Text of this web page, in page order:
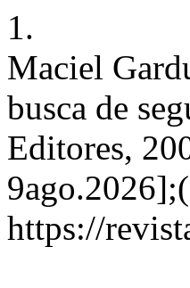
1.
Maciel
busca de
Editores,
https://